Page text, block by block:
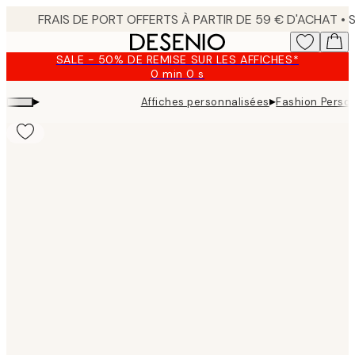
content.SALE - 50% DE REMISE SUR LES AFFICHES*
0 min0 s
Valable
:
▸ Affiches personnalisées▸Fashion